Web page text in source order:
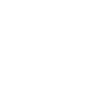
Top 22
erlebt hat? Dann
anderen
sind wir morgen
wollt live dabei
22 unser neues